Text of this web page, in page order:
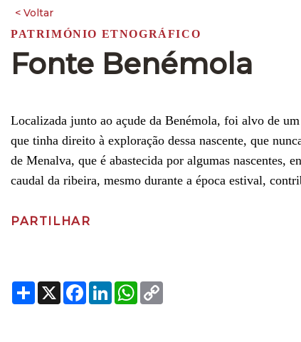
PATRIMÓNIO ETNOGRÁFICO
Fonte Benémola
Localizada junto ao açude da Benémola, foi alvo de
que tinha direito à exploração dessa nascente, que
de Menalva, que é abastecida por algumas nascentes,
caudal da ribeira, mesmo durante a época estival,
PARTILHAR
Share
X Facebook
LinkedInWhatsApp